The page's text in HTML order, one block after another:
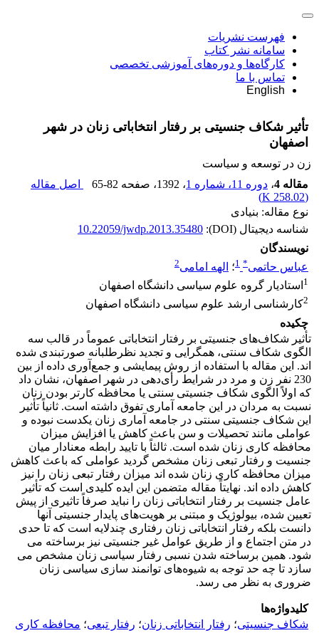
فهرست نشریات
سامانه نشر کتاب
کارگاه‌ها و دوره‌های آموزشی تخصصی
تماس با ما
English
تأثیر شکاف جنسیتی بر رفتار انتخاباتی زنان در شهر
اصفهان
زن در توسعه و سیاست
مقاله 4
، دوره 11، شماره 1 ، 1392 ، صفحه 65-82
اصل مقاله
(
258.02 K
)
نوع مقاله: بنیادی
شناسه دیجیتال (DOI):
10.22059/jwdp.2013.35480
نویسندگان
عباس حاتمی*
1؛ الهه امامی2
1 استادیار گروه علوم سیاسی دانشگاه اصفهان
2کارشناسی ارشد علوم سیاسی دانشگاه اصفهان
چکیده
تأثیر شکاف‌های جنسیتی بر رفتار انتخاباتی عموماً در قالب سه
الگوی شکاف سنتی، همگرایی و تجدید نظرطلبانه صورتبندی شده
اند. این مقاله با استفاده از روش پیمایشی و جمع‌آوری داده از بین
230 نفر زن و مرد در شرایط رأی‌دهی در شهر اصفهان، نشان داد
که اولاً الگوی شکاف جنسیتی سنتی یا محافظه کارتر بودن زنان
نسبت به مردان در این جامعه آماری تفوق داشته است. ثانیاً تأثیر
این شکاف جنسیتی سنتی در جامعه آماری زنان یکدست نبوده و
عواملی مانند تحصیلات و سن باعث کاهش یا افزایش میزان
محافظه کاری زنان شده است. ثالثاً با تایید رابطه معنادار میان
جنسیت و رفتار تبعی زنان مشخص گردید عواملی که باعث کاهش
میزان محافظه کاری زنان شده اند میزان رفتار تبعی زنان را نیز
کاهش داده اند. نهایتاً مقاله متضمن این ایده کلیدی است که تأثیر
عامل جنسیت بر رفتار انتخاباتی زنان را نباید صرفاً تاثیری از پیش
تعیین شده، بیولوژیک و مبتنی بر هویت‌های پایدار جنسیتی آنها
دانست بلکه رفتار انتخاباتی زنان رفتاری چندلایه است که تا حدی
در متن اجتماع و از طریق عوامل غیر جنسیتی نیز برساخته می
شود. همین برساخته شدن نسبی رفتار سیاسی زنان مشخص می
سازد تا چه حد توجه به شیوه‌های توانمند سازی سیاسی زنان
ضروری به نظر می رسد.
کلیدواژه‌ها
شکاف جنسیتی؛ رفتار انتخاباتی زنان؛ رفتار تبعی؛ محافظه کاری